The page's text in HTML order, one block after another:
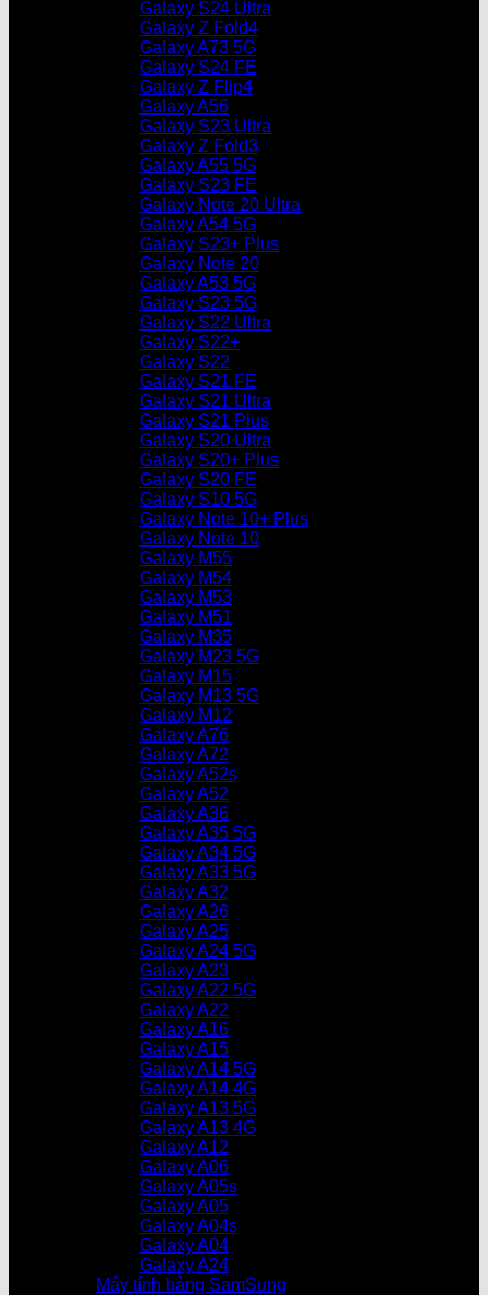
Galaxy S24 Ultra
Galaxy Z Fold4
Galaxy A73 5G
Galaxy S24 FE
Galaxy Z Flip4
Galaxy A56
Galaxy S23 Ultra
Galaxy Z Fold3
Galaxy A55 5G
Galaxy S23 FE
Galaxy Note 20 Ultra
Galaxy A54 5G
Galaxy S23+ Plus
Galaxy Note 20
Galaxy A53 5G
Galaxy S23 5G
Galaxy S22 Ultra
Galaxy S22+
Galaxy S22
Galaxy S21 FE
Galaxy S21 Ultra
Galaxy S21 Plus
Galaxy S20 Ultra
Galaxy S20+ Plus
Galaxy S20 FE
Galaxy S10 5G
Galaxy Note 10+ Plus
Galaxy Note 10
Galaxy M55
Galaxy M54
Galaxy M53
Galaxy M51
Galaxy M35
Galaxy M23 5G
Galaxy M15
Galaxy M13 5G
Galaxy M12
Galaxy A76
Galaxy A72
Galaxy A52s
Galaxy A52
Galaxy A36
Galaxy A35 5G
Galaxy A34 5G
Galaxy A33 5G
Galaxy A32
Galaxy A26
Galaxy A25
Galaxy A24 5G
Galaxy A23
Galaxy A22 5G
Galaxy A22
Galaxy A16
Galaxy A15
Galaxy A14 5G
Galaxy A14 4G
Galaxy A13 5G
Galaxy A13 4G
Galaxy A12
Galaxy A06
Galaxy A05s
Galaxy A05
Galaxy A04s
Galaxy A04
Galaxy A24
Máy tính bảng SamSung